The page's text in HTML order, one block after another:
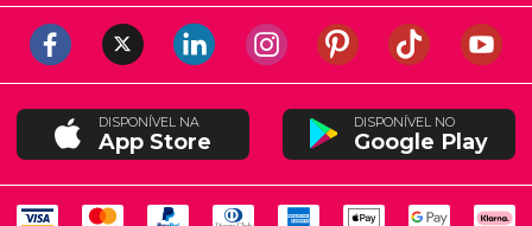
DISPONÍVEL NA
App Store
DISPONÍVEL NO
Google Play